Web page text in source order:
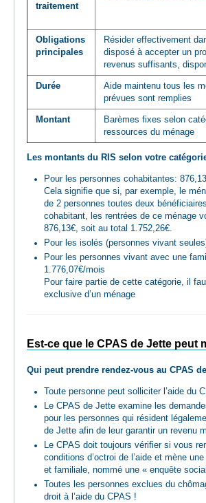
traitement
Obligations
principales
Résider effectivement
disposé à accepter un
revenus suffisants,
Durée
Aide maintenu tous les
prévues sont remplies
Montant
Barèmes fixes selon
ressources du ménage
Les montants du RIS selon votre
Pour les personnes cohabitantes:
Cela signifie que si, par exemple, le
de 2 personnes toutes deux
cohabitant, les rentrées de ce ménage
876,13€, soit au total 1.752,26€.
Pour les isolés (personnes vivant
Pour les personnes vivant avec une
1.776,07€/mois
Pour faire partie de cette catégorie, il
exclusive d’un ménage
Est-ce que le CPAS de Jette peut
Qui peut prendre rendez-vous au CPAS
Toute personne peut solliciter l’aide du
Le CPAS de Jette examine les
pour les personnes qui résident
de Jette afin de leur garantir un revenu
Le CPAS doit toujours vérifier si vous
conditions d’octroi de l’aide et mène
et familiale, nommé une « enquête
Toutes les personnes exclues du
droit à l’aide du CPAS !